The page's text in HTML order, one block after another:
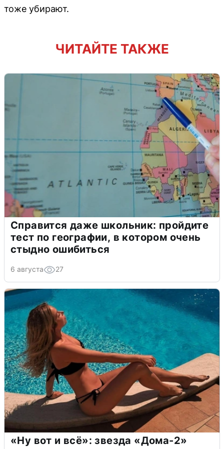
тоже убирают.
ЧИТАЙТЕ ТАКЖЕ
Справится даже школьник: пройдите
тест по географии, в котором очень
стыдно ошибиться
6 августа 27
«Ну вот и всё»: звезда «Дома-2»